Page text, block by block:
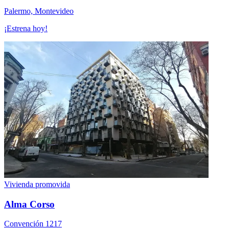
Palermo, Montevideo
¡Estrena hoy!
Vivienda promovida
Alma Corso
Convención 1217